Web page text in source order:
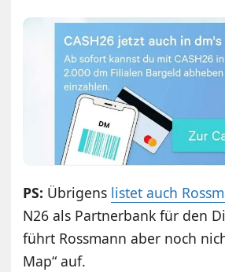
PS: Übrigens listet auch
N26 als Partnerbank für den
führt Rossmann aber noch
Map“ auf.